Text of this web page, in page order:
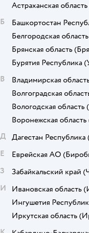
Астраханская область
Б
Башкортостан
Белгородская область
Брянская область
Бурятия Республика
В
Владимирская
Волгоградская
Вологодская область
Воронежская область
Д Дагестан Республика
Е
Еврейская АО
З
Забайкальский край
И
Ивановская область
Ингушетия
Иркутская область